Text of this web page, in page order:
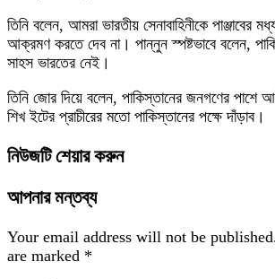
তিনি বলেন, আমরা ভারতীয় সেনাবাহিনীকে পাঞ্জাবের
আক্রমণ করতে দেব না। পান্নুন স্পষ্টভাবে বলেন,
সাহস ভারতের নেই।
তিনি জোর দিয়ে বলেন, পাকিস্তানের জনগণের পাশে
শিখ ইটের প্রাচীরের মতো পাকিস্তানের পক্ষে দাঁড়াব।
নিউজটি শেয়ার করুন
আপনার মন্তব্য
Your email address will not be
are marked *